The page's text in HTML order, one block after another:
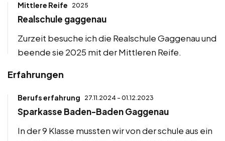
Mittlere Reife 2025
Realschule gaggenau
Zurzeit besuche ich die Realschule Gaggenau und
beende sie 2025 mit der Mittleren Reife.
Erfahrungen
Berufs erfahrung 27.11.2024 - 01.12.2023
Sparkasse Baden-Baden Gaggenau
In der 9 Klasse mussten wir von der schule aus ein